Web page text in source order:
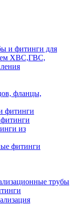
и фитинги для
ХВС,ГВС,
фланцы,
фитинги
из
фитинги
трубы